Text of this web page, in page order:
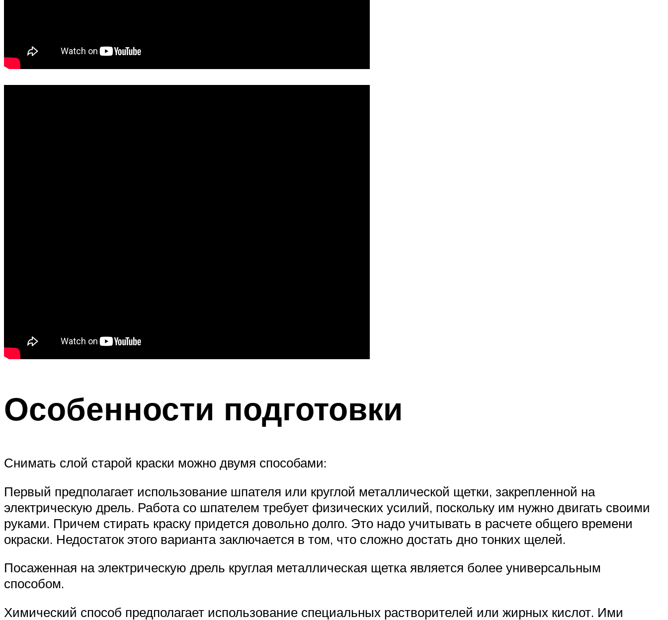
Особенности подготовки
Снимать слой старой краски можно двумя способами:
Первый предполагает использование шпателя или круглой металлической щетки, закрепленной на
электрическую дрель. Работа со шпателем требует физических усилий, поскольку им нужно двигать своими
руками. Причем стирать краску придется довольно долго. Это надо учитывать в расчете общего времени
окраски. Недостаток этого варианта заключается в том, что сложно достать дно тонких щелей.
Посаженная на электрическую дрель круглая металлическая щетка является более универсальным
способом.
Химический способ предполагает использование специальных растворителей или жирных кислот. Ими